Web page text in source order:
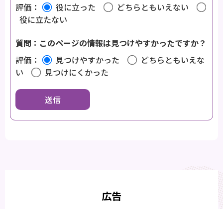
評価：
役に立った
どちらともいえない
役に立たない
質問：このページの情報は見つけやすかったですか？
評価：
見つけやすかった
どちらともいえな
い
見つけにくかった
広告